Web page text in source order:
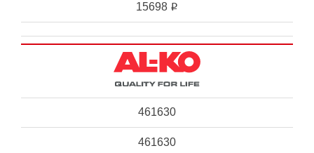
15698 i
461630
461630